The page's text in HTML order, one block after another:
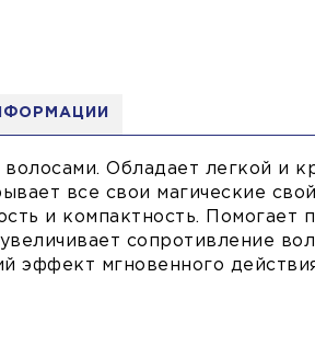
Обладает легкой и
все свои магические
и компактность. Помогает
сопротивление
эффект мгновенного